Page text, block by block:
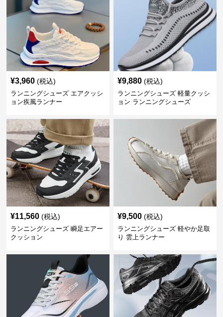
¥3,960 (税込)
ランニングシューズ エアクッシ
ョン疾風ランナー
¥9,880 (税込)
ランニングシューズ 軽量クッシ
ョン ランニングシューズ
¥11,560 (税込)
ランニングシューズ 瞬足エアー
クッション
¥9,500 (税込)
ランニングシューズ 軽やか足取
り 雲上ランナー